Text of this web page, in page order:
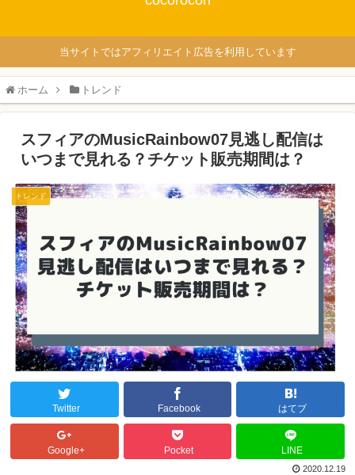
当サイトではアフィリエイト広告を利用しています
ホーム トレンド
スフィアのMusicRainbow07見逃し配信は
いつまで見れる？チケット販売期間は？
トレンド
Twitter Facebook はてブ
Google+ Pocket LINE
2020.12.19